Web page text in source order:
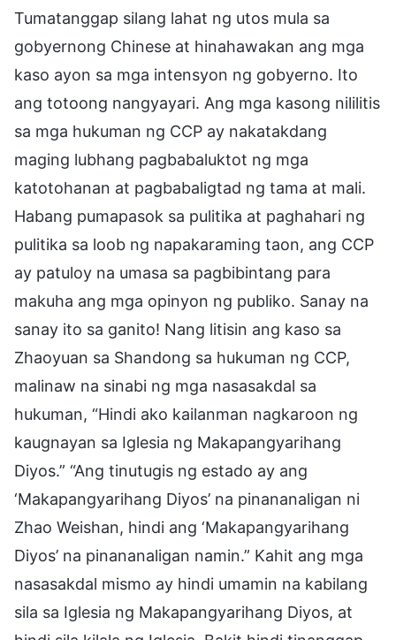
Tumatanggap silang lahat ng utos mula sa
gobyernong Chinese at hinahawakan ang mga
kaso ayon sa mga intensyon ng gobyerno. Ito
ang totoong nangyayari. Ang mga kasong nililitis
sa mga hukuman ng CCP ay nakatakdang
maging lubhang pagbabaluktot ng mga
katotohanan at pagbabaligtad ng tama at mali.
Habang pumapasok sa pulitika at paghahari ng
pulitika sa loob ng napakaraming taon, ang CCP
ay patuloy na umasa sa pagbibintang para
makuha ang mga opinyon ng publiko. Sanay na
sanay ito sa ganito! Nang litisin ang kaso sa
Zhaoyuan sa Shandong sa hukuman ng CCP,
malinaw na sinabi ng mga nasasakdal sa
hukuman, “Hindi ako kailanman nagkaroon ng
kaugnayan sa Iglesia ng Makapangyarihang
Diyos.” “Ang tinutugis ng estado ay ang
‘Makapangyarihang Diyos’ na pinananaligan ni
Zhao Weishan, hindi ang ‘Makapangyarihang
Diyos’ na pinananaligan namin.” Kahit ang mga
nasasakdal mismo ay hindi umamin na kabilang
sila sa Iglesia ng Makapangyarihang Diyos, at